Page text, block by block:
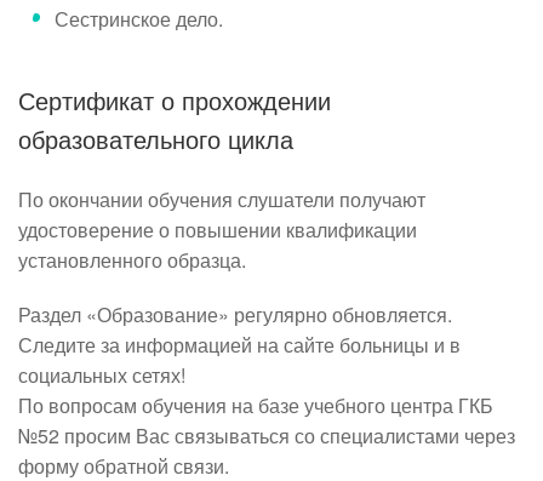
Сестринское дело.
Сертификат о прохождении
образовательного цикла
По окончании обучения слушатели получают
удостоверение о повышении квалификации​
установленного образца.
Раздел «Образование» регулярно обновляется.
Следите за информацией на сайте больницы и в
социальных сетях!
По вопросам обучения на базе учебного центра ГКБ
№52 просим Вас связываться со специалистами через
форму обратной связи.